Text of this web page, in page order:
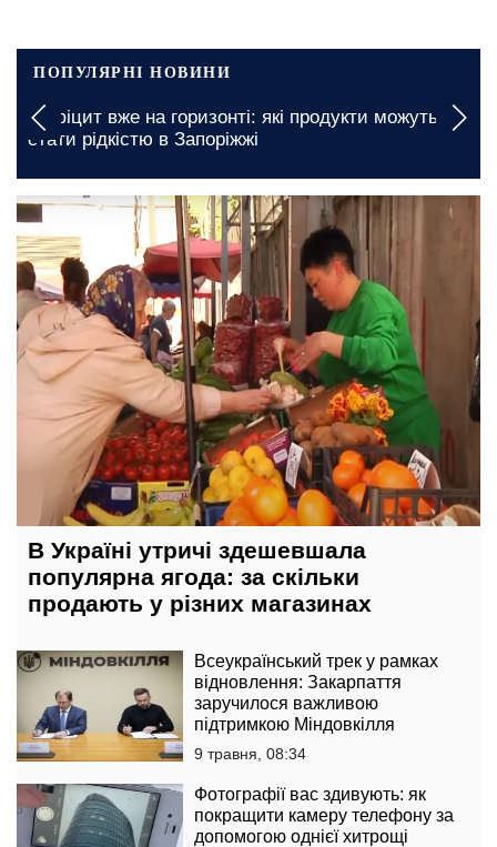
ПОПУЛЯРНІ НОВИНИ
Дефіцит вже на горизонті: які продукти можуть
стати рідкістю в Запоріжжі
12 травня, 21:00
В Україні утричі здешевшала
популярна ягода: за скільки
продають у різних магазинах
Всеукраїнський трек у рамках
відновлення: Закарпаття
заручилося важливою
підтримкою Міндовкілля
9 травня, 08:34
Фотографії вас здивують: як
покращити камеру телефону за
допомогою однієї хитрощі